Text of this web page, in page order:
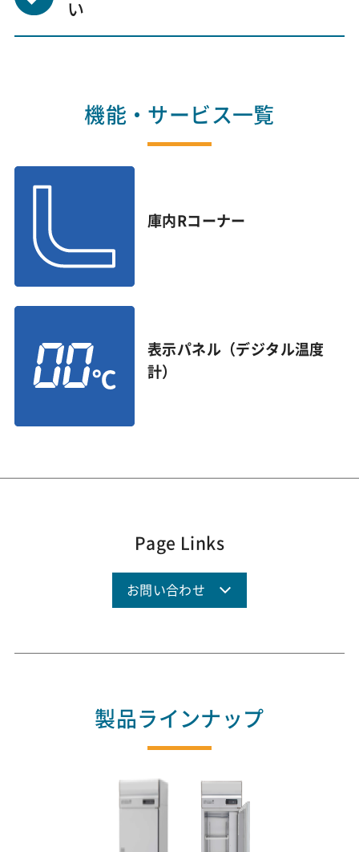
い
機能・サービス一覧
庫内Rコーナー
表示パネル（デジタル温度
計）
Page Links
お問い合わせ
製品ラインナップ